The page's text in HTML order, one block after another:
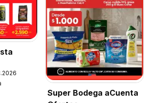
Super Bodega aCuenta